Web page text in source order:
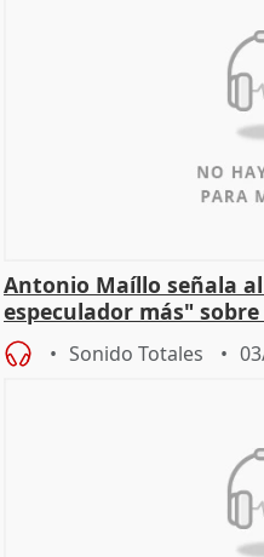
Antonio Maíllo señala
especulador más"
Becerril
Sonido Totales